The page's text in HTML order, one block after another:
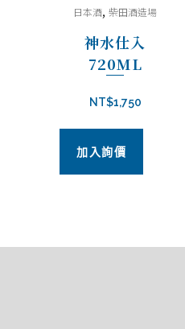
日本酒,柴田酒造場
神水仕入
720ML
NT$1,750
加入詢價